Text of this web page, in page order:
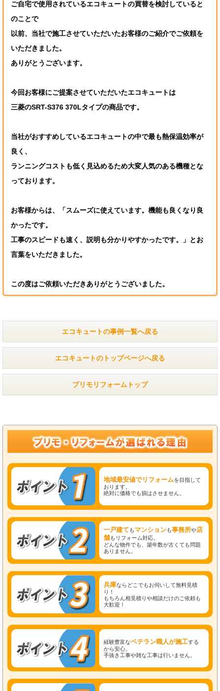
ご自宅で使用されているエコキュートの買替を検討していると
のことで
以前、当社で施工させていただいたお客様のご紹介でご依頼を
いただきました。
ありがとうございます。
今回お客様にご提案させていただいたエコキュートは
三菱のSRT-S376 370Lタイプの商品です。
当社がおすすめしているエコキュートの中で最も熱保温効率が
良く、
ランニングコストも低く見込めるため大変人気のある機種とな
っております。
お客様からは、「スムーズに使えています。機能も良くなり良
かったです。
工事のスピードも速く、説明も分かりやすかったです。」とお
言葉をいただきました。
この度はご依頼いただきありがとうございました。
エコキュートの事例一覧へ戻る
エコキュートのトップページへ戻る
プリモリフォームトップ
地域最安値でリフォームを目指して
おります。
絶対に価格でも損はさせません。
一戸建て もマンションも事務所や店
舗もリフォーム対応。
どんな物件でも、築年数が古くても問題
ありません。
兵庫ならどこでもお伺いして無料見積
り！
もちろん相見積りや相談だけのご依頼も
大歓迎！
経験豊富なベテラン職人が施工する
から安心。
手抜き工事や雑な工事は行いません。